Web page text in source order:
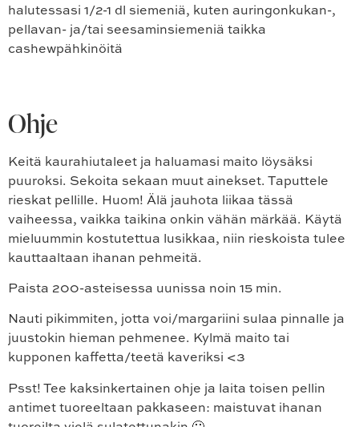
halutessasi 1/2-1 dl siemeniä, kuten auringonkukan-,
pellavan- ja/tai seesaminsiemeniä taikka
cashewpähkinöitä
Ohje
Keitä kaurahiutaleet ja haluamasi maito löysäksi
puuroksi. Sekoita sekaan muut ainekset. Taputtele
rieskat pellille. Huom! Älä jauhota liikaa tässä
vaiheessa, vaikka taikina onkin vähän märkää. Käytä
mieluummin kostutettua lusikkaa, niin rieskoista tulee
kauttaaltaan ihanan pehmeitä.
Paista 200-asteisessa uunissa noin 15 min.
Nauti pikimmiten, jotta voi/margariini sulaa pinnalle ja
juustokin hieman pehmenee. Kylmä maito tai
kupponen kaffetta/teetä kaveriksi <3
Psst! Tee kaksinkertainen ohje ja laita toisen pellin
antimet tuoreeltaan pakkaseen: maistuvat ihanan